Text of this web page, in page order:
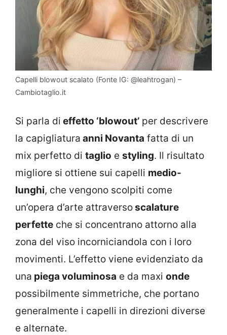
Capelli blowout scalato (Fonte IG: @leahtrogan) –
Cambiotaglio.it
Si parla di effetto ‘blowout’ per descrivere
la capigliatura anni Novanta fatta di un
mix perfetto di taglio e styling. Il risultato
migliore si ottiene sui capelli medio-
lunghi, che vengono scolpiti come
un’opera d’arte attraversoscalature
perfette che si concentrano attorno alla
zona del viso incorniciandola con i loro
movimenti. L’effetto viene evidenziato da
una piega voluminosa e da maxi onde
possibilmente simmetriche, che portano
generalmente i capelli in direzioni diverse
e alternate.